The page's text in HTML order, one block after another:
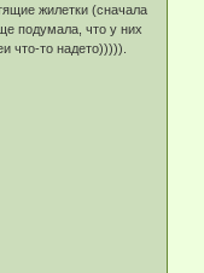
жилетки (сначала
подумала, что у них
что-то надето))))).